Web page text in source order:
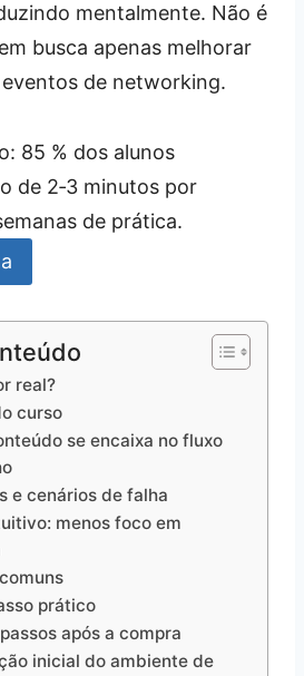
mentalmente. Não é
busca apenas melhorar
eventos de networking.
85 % dos alunos
de 2‑3 minutos por
de prática.
real?
curso
se encaixa no fluxo
e cenários de falha
menos foco em
prático
após a compra
inicial do ambiente de